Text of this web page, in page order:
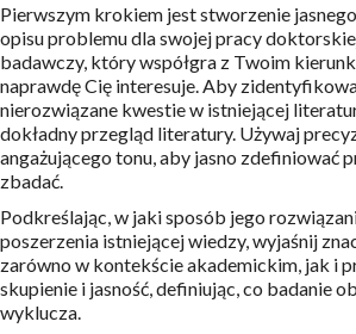
Pierwszym krokiem jest stworzenie
opisu problemu dla swojej pracy
badawczy, który współgra z Twoim
naprawdę Cię interesuje. Aby
nierozwiązane kwestie w istniejącej
dokładny przegląd literatury. Używaj
angażującego tonu, aby jasno zdefiniować
zbadać.
Podkreślając, w jaki sposób jego
poszerzenia istniejącej wiedzy, wyjaśnij
zarówno w kontekście akademickim, jak i
skupienie i jasność, definiując, co badanie
wyklucza.